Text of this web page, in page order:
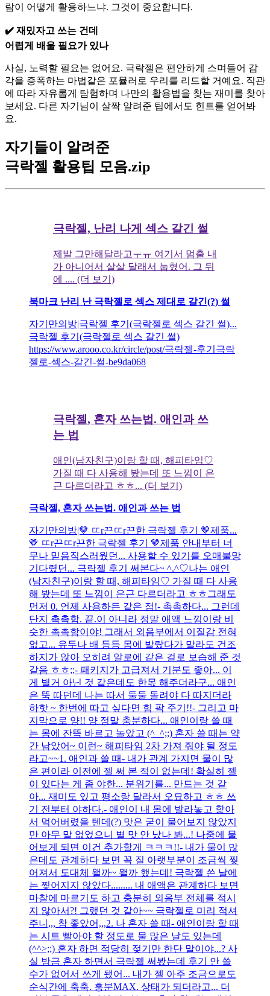
람이 어떻게 활용하느냐. 그것이 중요합니다.
✔️ 재밌자고 쓰는 건데
어렵게 배울 필요가 있나
사실, 노력할 필요는 없어요. 극락젤은 편안하게 스며들어 감
각을 증폭하는 마법같은 포뮬러로 우리를 리드할 거예요. 직관
에 따라 자유롭게 탐험하며 나만의 활용법을 찾는 재미를 찾아
보세요. 다른 자기님이 살짝 알려준 팁에서도 힌트를 얻어봐
요.
자기들이 알려준
극락젤 활용팁 모음.zip
극락젤, 난리 나게 섹스 갈긴 썰
제발 그만해달라고ㅜㅠ 여기서 멈출 내
가 아니어서 살살 달래서 눕혔어. 그 뒤
에 .... (더 보기)
북마크 난리 난 극락젤로 섹스 제대로 갈긴(?) 썰
자기만의방|극락젤 후기(극락젤로 섹스 갈긴 썰)...
극락젤 후기(극락젤로 섹스 갈긴 썰)
https://www.arooo.co.kr/circle/post/극락젤-후기극락
젤로-섹스-갈긴-썰-be9da068
극락젤, 혼자 쓰는법. 애인과 쓰
는 법
애인(남자친구)이랑 할 때, 해피타임♡
가질 때 다 사용해 봤는데 또 느낌이 은
근 다르더라고 ㅎㅎ... (더 보기)
극락젤, 혼자 쓰는법. 애인과 쓰는 법
자기만의방|🤎 ㄸr끈ㄸr끈한 극락젤 후기 🤎제품...
🤎 ㄸr끈ㄸr끈한 극락젤 후기 🤎제품 안내부터 너
무나 믿음직스러웠던... 사용할 수 있기를 오매불망
기다렸던... 극락젤 후기 써본다~ ^.^♡나는 애인
(남자친구)이랑 할 때, 해피타임♡ 가질 때 다 사용
해 봤는데 또 느낌이 은근 다르더라고 ㅎㅎ그래도
먼저 0. 언제 사용하든 같은 점!- 촉촉하다... 그런데
단지 촉촉함. 끝.이 아니라 정말 애액 느낌이랑 비
슷한 촉촉함이야! 그래서 외음부에서 이질감 전혀
없고... 유두나 배 등등 몸에 발랐다가 말라도 건조
하지가 않아 오히려 알로에 같은 걸로 보습해 준 것
같음 ㅎㅎ;;- 패키지가 고급져서 기분도 좋아... 이
게 별거 아닌 것 같은데도 한몫 해주더라구... 애인
은 뚝 따던데 나는 따서 둘둘 돌려야 다 따지더라
하핫 ~ 한번에 따고 싶다면 힘 팍 주기!!- 그리고 마
지막으로 양!! 양 정말 충분하다... 애인이랑 쓸 때
는 몸에 잔뜩 바르고 놀았고 (^_^;;) 혼자 쓸 때는 약
간 남았어~ 이런~ 해피타임 2차 가져 줘야 될 정도
라고~~1. 애인과 쓸 때- 내가 관계 가지면 물이 많
은 편이라 이전에 젤 써 본 적이 없는데! 확실히 젤
이 있다는 게 좀 야한... 분위기를... 만드는 것 같
아... 재미도 있고 평소랑 달라서 오묘하고 ㅎㅎ 쓰
기 전부터 야하다.- 애인이 내 몸에 발라놓고 핥아
서 먹어버렸을 텐데(?) 맛은 굳이 물어보지 않았지
만 아무 말 없었으니 별 맛 안 났나 봐...! 나중에 물
어보게 되면 이건 추가할게 ㅋㅋㅋ!!- 내가 물이 많
은데도 관계하다 보면 꼭 질 아랫부분이 조금씩 찢
어져서 도대체 왤까~ 왤까 했는데! 극락젤 쓴 날에
는 찢어지지 않았다......... 내 애액은 관계하다 보면
마찰에 마르기도 하고 충분히 외음부 전체를 적시
지 않아서?! 그랬던 것 같아~~ 극락젤로 미리 적셔
주니,,, 참 좋았어,,,2. 나 혼자 쓸 때- 애인이랑 할 때
는 시트 빨아야 할 정도로 물 많은 날도 있는데
(^^>;;) 혼자 하면 적당히 젖기만 한단 말이야...? 사
실 방금 혼자 하면서 극락젤 써봤는데 후기 안 쓸
수가 없어서 쓰게 됐어... 내가 젤 아주 조금으로도
순식간에 축축. 흥분MAX. 상태가 되더라고... 더